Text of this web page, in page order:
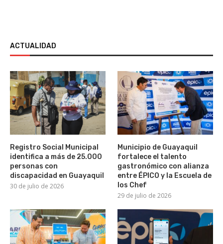
ACTUALIDAD
Registro Social Municipal
identifica a más de 25.000
personas con
discapacidad en Guayaquil
30 de julio de 2026
Municipio de Guayaquil
fortalece el talento
gastronómico con alianza
entre ÉPICO y la Escuela de
los Chef
29 de julio de 2026